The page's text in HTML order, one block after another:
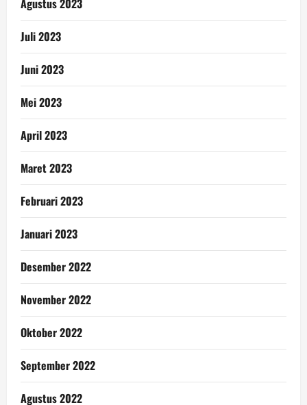
Juli 2023
Juni 2023
Mei 2023
April 2023
Maret 2023
Februari 2023
Januari 2023
Desember 2022
November 2022
Oktober 2022
September 2022
Agustus 2022